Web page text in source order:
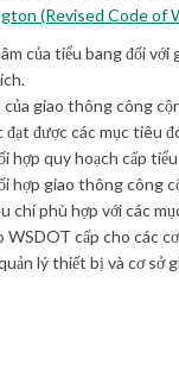
(Revised Code of
của tiểu bang đối
giao thông công
được các mục tiêu
hợp quy hoạch cấp
hợp giao thông công
chí phù hợp với các
WSDOT cấp cho các
lý thiết bị và cơ sở